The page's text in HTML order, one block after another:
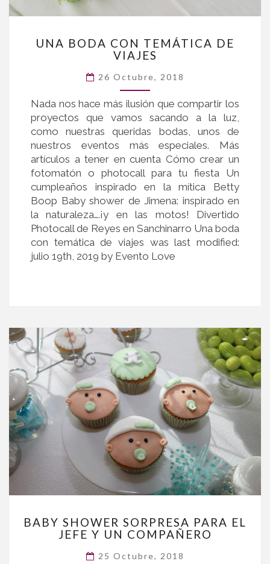
BODA
CON
TEMÁTICA
DE
VIAJES
UNA BODA CON TEMÁTICA DE
VIAJES
26 Octubre, 2018
Nada nos hace más ilusión que compartir los
proyectos que vamos sacando a la luz,
como nuestras queridas bodas, unos de
nuestros eventos más especiales. Más
artículos a tener en cuenta Cómo crear un
fotomatón o photocall para tu fiesta Un
cumpleaños inspirado en la mítica Betty
Boop Baby shower de Jimena: inspirado en
la naturaleza….¡y en las motos! Divertido
Photocall de Reyes en Sanchinarro Una boda
con temática de viajes was last modified:
julio 19th, 2019 by Evento Love
SHOWER
SORPRESA
PARA
BABY SHOWER SORPRESA PARA EL
JEFE Y UN COMPAÑERO
25 Octubre, 2018